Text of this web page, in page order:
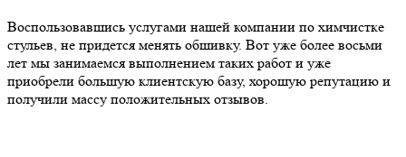
Воспользовавшись услугами нашей компании по химчистке
стульев, не придется менять обшивку. Вот уже более восьми
лет мы занимаемся выполнением таких работ и уже
приобрели большую клиентскую базу, хорошую репутацию и
получили массу положительных отзывов.